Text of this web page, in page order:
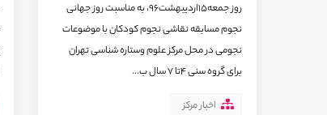
روز جمعه15اردیبهشت96، به مناسبت روز جهانی
نجوم مسابقه نقاشی نجوم کودکان با موضوعات
نجومی در محل مرکز علوم وستاره شناسی تهران
برای گروه سنی 4تا 7 سال ب...
اخبار مرکز